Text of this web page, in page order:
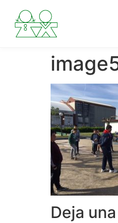
Deja